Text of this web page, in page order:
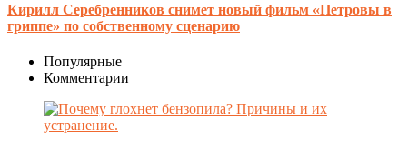
Кирилл Серебренников снимет новый фильм «Петровы в
гриппе» по собственному сценарию
Популярные
Комментарии